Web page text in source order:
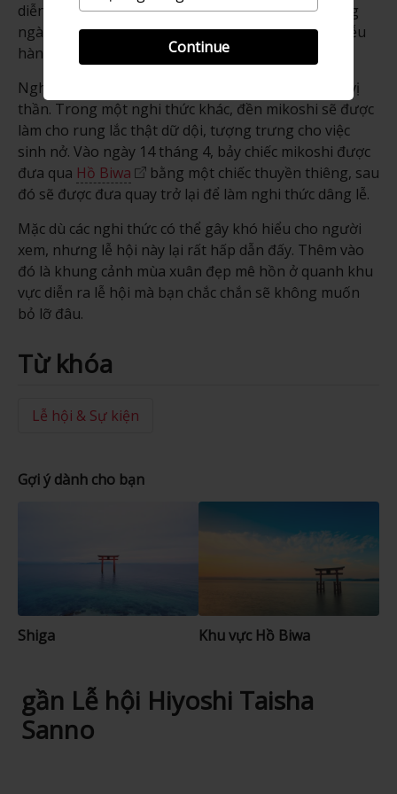
Continue
diễn ra từ ngày 12 đến ngày 14 tháng 4. Vào những
ngày này, các ngôi đền di động mikoshi sẽ được diễu
hành quanh khu vực.
Nghi thức này tượng trưng cho hôn nhân của các vị
thần. Trong một nghi thức khác, đền mikoshi sẽ được
làm cho rung lắc thật dữ dội, tượng trưng cho việc
sinh nở. Vào ngày 14 tháng 4, bảy chiếc mikoshi được
đưa qua Hồ Biwa
bằng một chiếc thuyền thiêng, sau
đó sẽ được đưa quay trở lại để làm nghi thức dâng lễ.
Mặc dù các nghi thức có thể gây khó hiểu cho người
xem, nhưng lễ hội này lại rất hấp dẫn đấy. Thêm vào
đó là khung cảnh mùa xuân đẹp mê hồn ở quanh khu
vực diễn ra lễ hội mà bạn chắc chắn sẽ không muốn
bỏ lỡ đâu.
Từ khóa
Lễ hội & Sự kiện
Gợi ý dành cho bạn
Shiga Khu vực Hồ Biwa
gần Lễ hội Hiyoshi Taisha
Sanno